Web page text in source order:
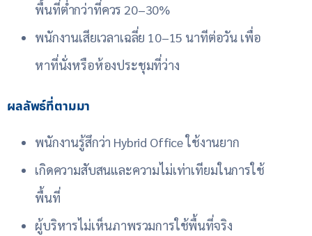
พื้นที่ต่ำกว่าที่ควร 20–30%
พนักงานเสียเวลาเฉลี่ย 10–15 นาทีต่อวัน เพื่อ
หาที่นั่งหรือห้องประชุมที่ว่าง
ผลลัพธ์ที่ตามมา
พนักงานรู้สึกว่า Hybrid Office ใช้งานยาก
เกิดความสับสนและความไม่เท่าเทียมในการใช้
พื้นที่
ผู้บริหารไม่เห็นภาพรวมการใช้พื้นที่จริง